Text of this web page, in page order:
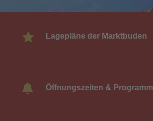
 Lagepläne der Marktbuden
 Öffnungszeiten & Programm